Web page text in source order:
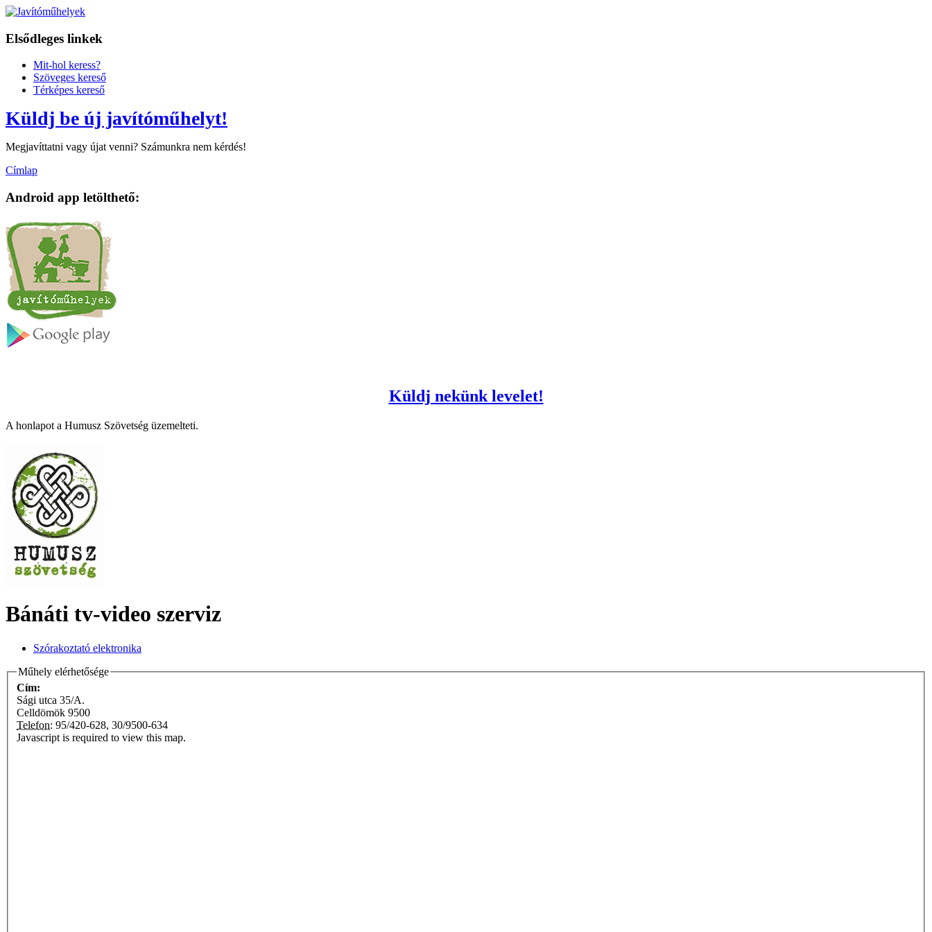
Elsődleges linkek
Mit-hol keress?
Szöveges kereső
Térképes kereső
Küldj be új javítóműhelyt!
Megjavíttatni vagy újat venni? Számunkra nem kérdés!
Címlap
Android app letölthető:
Küldj nekünk levelet!
A honlapot a Humusz Szövetség üzemelteti.
Bánáti tv-video szerviz
Szórakoztató elektronika
Műhely elérhetősége
Cím:
Sági utca 35/A.
Celldömök 9500
Telefon: 95/420-628, 30/9500-634
Javascript is required to view this map.